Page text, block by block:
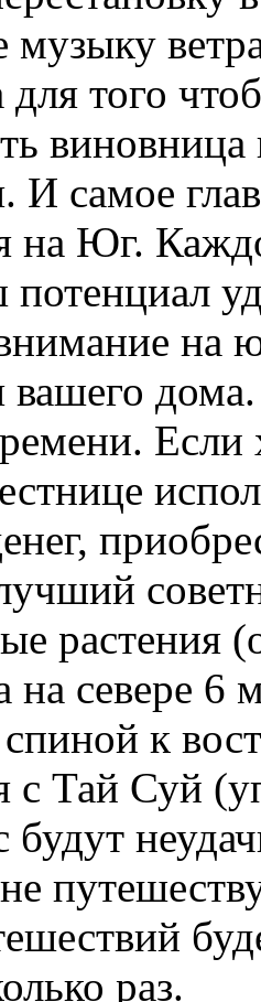
музыку
того
И самое
на Юг.
на
вашего
Если
растения
на севере
к
с Тай Суй
будут
раз.